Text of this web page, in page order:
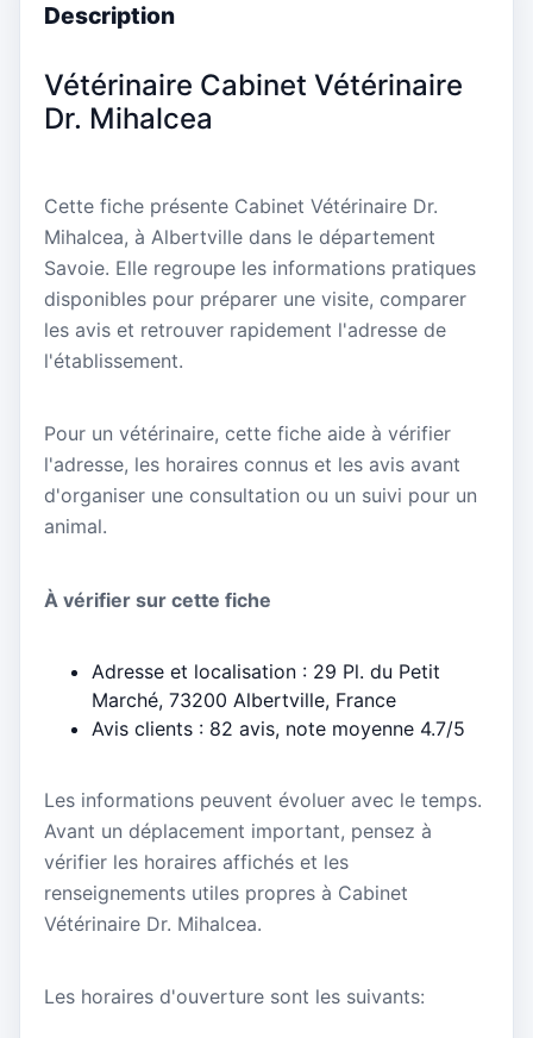
Description
Vétérinaire Cabinet Vétérinaire
Dr. Mihalcea
Cette fiche présente Cabinet Vétérinaire Dr.
Mihalcea, à Albertville dans le département
Savoie. Elle regroupe les informations pratiques
disponibles pour préparer une visite, comparer
les avis et retrouver rapidement l'adresse de
l'établissement.
Pour un vétérinaire, cette fiche aide à vérifier
l'adresse, les horaires connus et les avis avant
d'organiser une consultation ou un suivi pour un
animal.
À vérifier sur cette fiche
Adresse et localisation : 29 Pl. du Petit
Marché, 73200 Albertville, France
Avis clients : 82 avis, note moyenne 4.7/5
Les informations peuvent évoluer avec le temps.
Avant un déplacement important, pensez à
vérifier les horaires affichés et les
renseignements utiles propres à Cabinet
Vétérinaire Dr. Mihalcea.
Les horaires d'ouverture sont les suivants: